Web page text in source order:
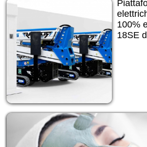
100%
18SE